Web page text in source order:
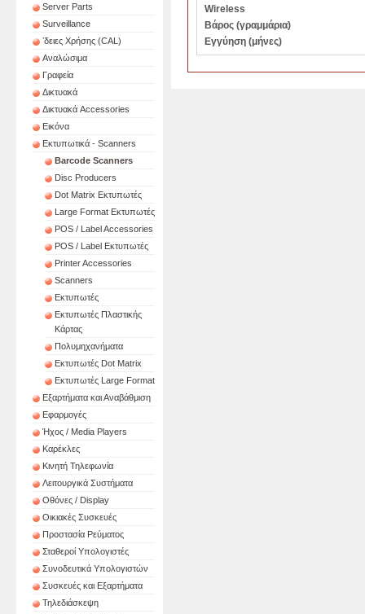
Server Parts
Surveillance
ʼδειες Χρήσης (CAL)
Αναλώσιμα
Γραφεία
Δικτυακά
Δικτυακά Accessories
Εικόνα
Εκτυπωτικά - Scanners
Barcode Scanners
Disc Producers
Dot Matrix Εκτυπωτές
Large Format Εκτυπωτές
POS / Label Accessories
POS / Label Εκτυπωτές
Printer Accessories
Scanners
Εκτυπωτές
Εκτυπωτές Πλαστικής
Κάρτας
Πολυμηχανήματα
Εκτυπωτές Dot Matrix
Εκτυπωτές Large Format
Εξαρτήματα και Αναβάθμιση
Εφαρμογές
Ήχος / Media Players
Καρέκλες
Κινητή Τηλεφωνία
Λειτουργικά Συστήματα
Οθόνες / Display
Οικιακές Συσκευές
Προστασία Ρεύματος
Σταθεροί Υπολογιστές
Συνοδευτικά Υπολογιστών
Συσκευές και Εξαρτήματα
Τηλεδιάσκεψη
Wireless
Βάρος (γραμμάρια)
Εγγύηση (μήνες)